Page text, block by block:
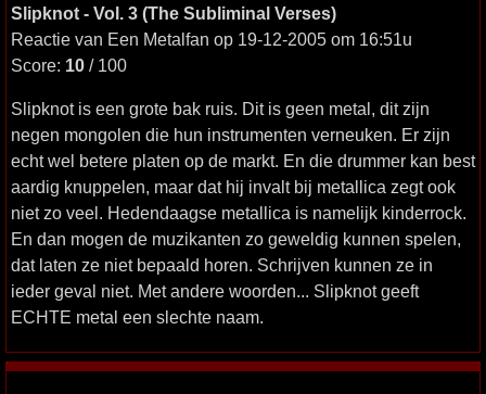
Slipknot - Vol. 3 (The Subliminal Verses)
Reactie van Een Metalfan op 19-12-2005 om 16:51u
Score: 10 / 100
Slipknot is een grote bak ruis. Dit is geen metal, dit zijn
negen mongolen die hun instrumenten verneuken. Er zijn
echt wel betere platen op de markt. En die drummer kan best
aardig knuppelen, maar dat hij invalt bij metallica zegt ook
niet zo veel. Hedendaagse metallica is namelijk kinderrock.
En dan mogen de muzikanten zo geweldig kunnen spelen,
dat laten ze niet bepaald horen. Schrijven kunnen ze in
ieder geval niet. Met andere woorden... Slipknot geeft
ECHTE metal een slechte naam.